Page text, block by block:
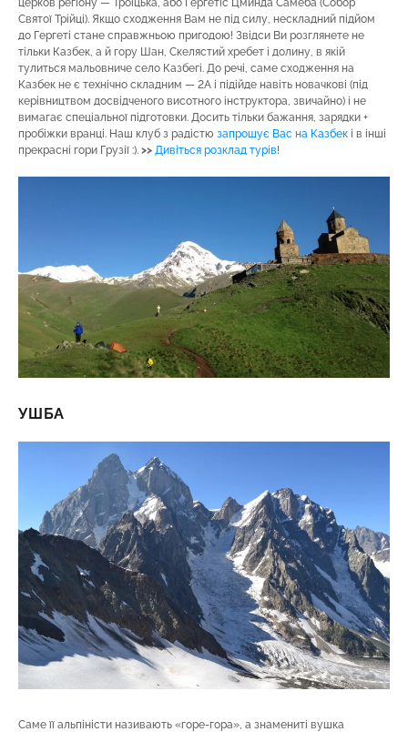
церков регіону — Троїцька, або Гергетіс Цминда Самеба (Собор
Святої Трійці). Якщо сходження Вам не під силу, нескладний підйом
до Гергеті стане справжньою пригодою! Звідси Ви розглянете не
тільки Казбек, а й гору Шан, Скелястий хребет і долину, в якій
тулиться мальовниче село Казбегі. До речі, саме сходження на
Казбек не є технічно складним — 2А і підійде навіть новачкові (під
керівництвом досвідченого висотного інструктора, звичайно) і не
вимагає спеціальної підготовки. Досить тільки бажання, зарядки +
пробіжки вранці. Наш клуб з радістю запрошує Вас на Казбек і в інші
прекрасні гори Грузії :). >> Дивіться розклад турів!
УШБА
Саме її альпіністи називають «горе-гора», а знамениті вушка